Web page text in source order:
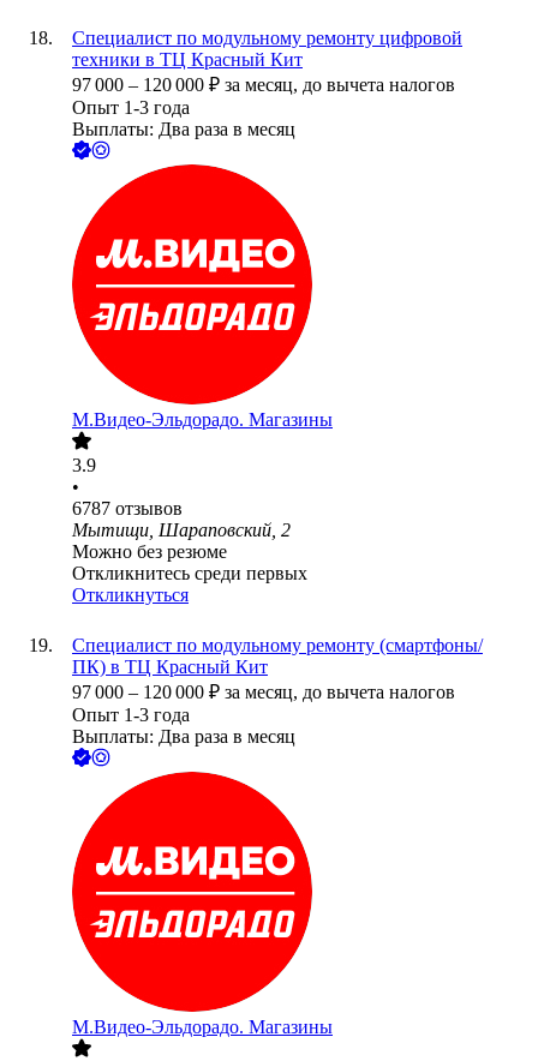
Специалист по модульному ремонту цифровой
техники в ТЦ Красный Кит
97 000 – 120 000 ₽ за месяц, до вычета налогов
Опыт 1-3 года
Выплаты: Два раза в месяц
М.Видео-Эльдорадо. Магазины
3.9
•
6787 отзывов
Мытищи, Шараповский, 2
Можно без резюме
Откликнитесь среди первых
Откликнуться
Специалист по модульному ремонту (смартфоны/
ПК) в ТЦ Красный Кит
97 000 – 120 000 ₽ за месяц, до вычета налогов
Опыт 1-3 года
Выплаты: Два раза в месяц
М.Видео-Эльдорадо. Магазины